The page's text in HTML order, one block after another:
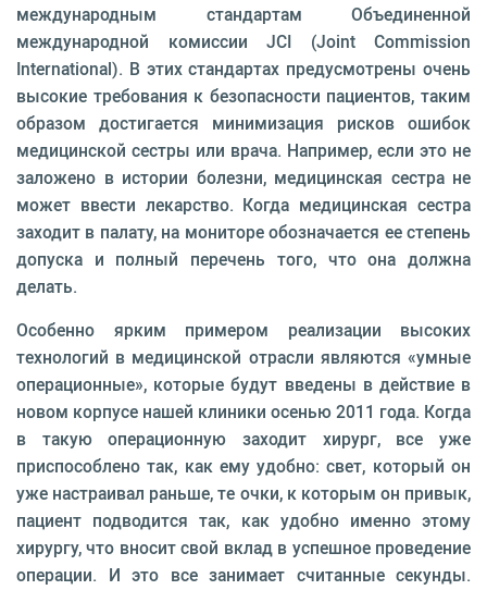
международным стандартам Объединенной
международной комиссии JCI (Joint Commission
International). В этих стандартах предусмотрены очень
высокие требования к безопасности пациен­тов, таким
образом достигается минимизация ри­сков ошибок
медицинской сестры или врача. На­пример, если это не
заложено в истории болезни, медицинская сестра не
может ввести лекарство. Когда медицинская сестра
заходит в палату, на мо­ниторе обозначается ее степень
допуска и полный перечень того, что она должна
делать.
Особенно ярким примером реализации высоких
технологий в медицинской отрасли являются «ум­ные
операционные», которые будут введены в дей­ствие в
новом корпусе нашей клиники осенью 2011 года. Когда
в такую операционную заходит хирург, все уже
приспособлено так, как ему удобно: свет, который он
уже настраивал раньше, те очки, к кото­рым он привык,
пациент подводится так, как удоб­но именно этому
хирургу, что вносит свой вклад в успешное проведение
операции. И это все занимает считанные секунды.